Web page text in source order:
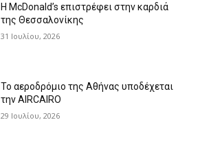
Η McDonald’s επιστρέφει στην καρδιά
της Θεσσαλονίκης
31 Ιουλίου, 2026
Το αεροδρόμιο της Αθήνας υποδέχεται
την AIRCAIRO
29 Ιουλίου, 2026